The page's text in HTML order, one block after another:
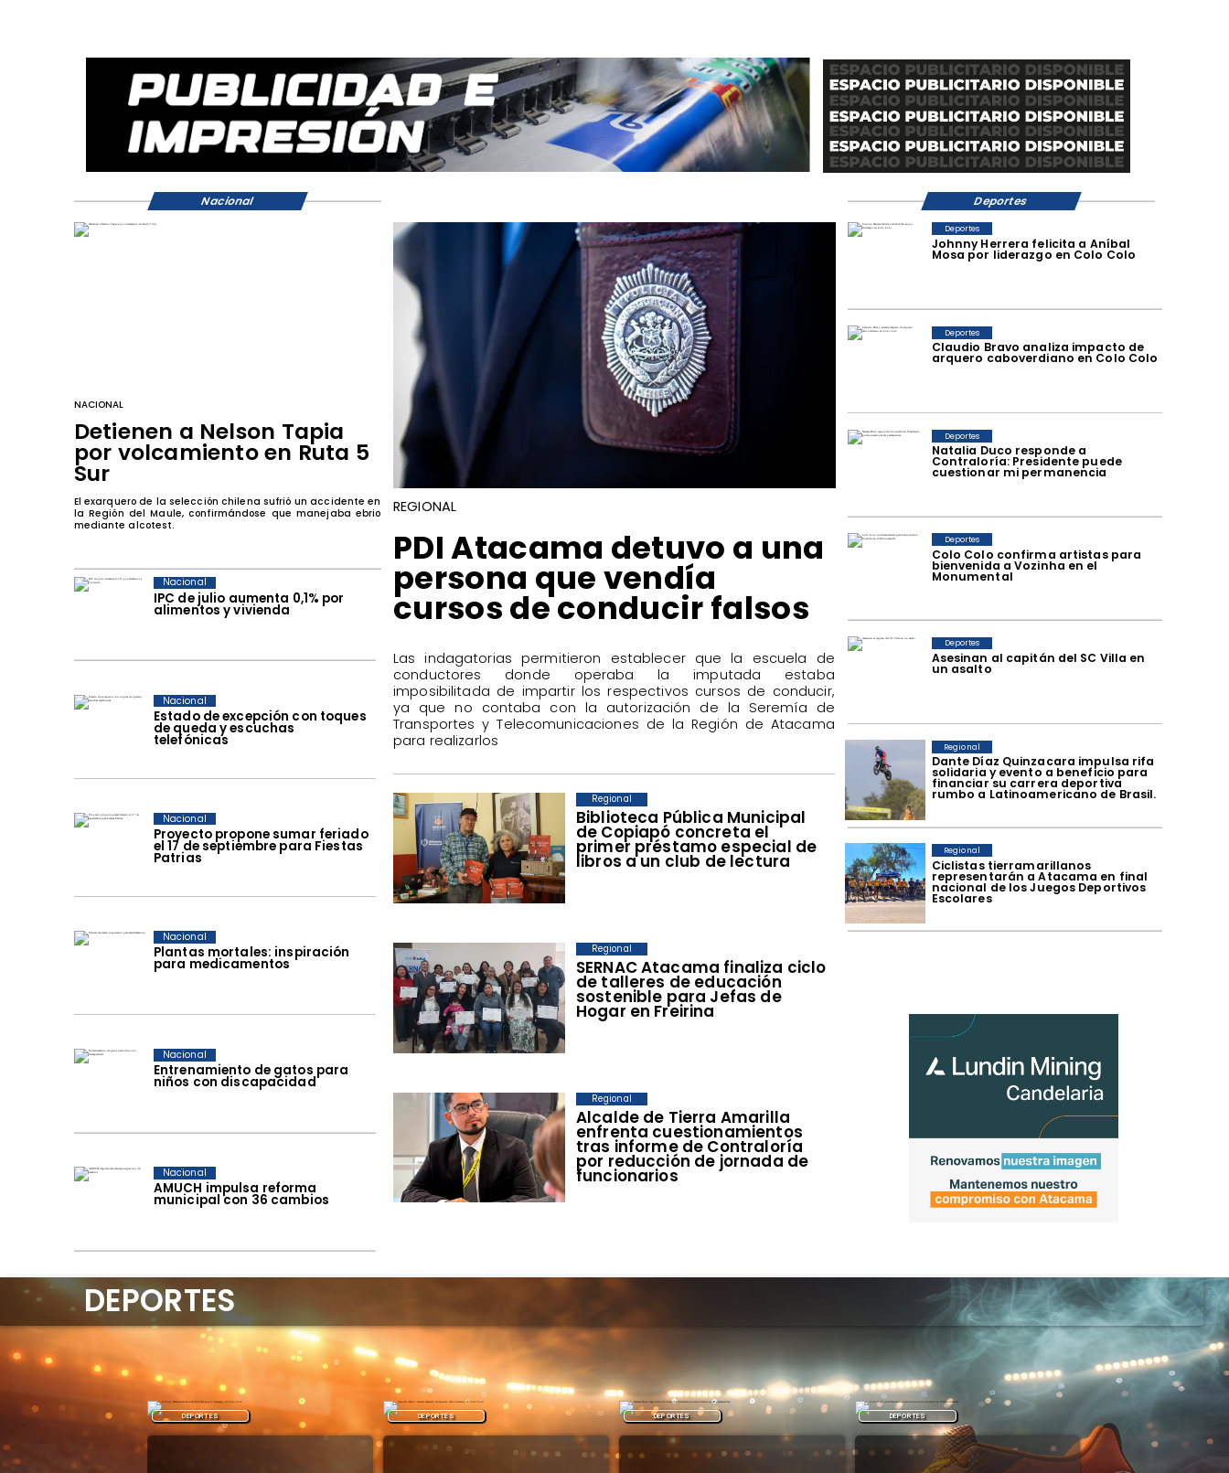
Johnny Herrera felicita a Aníbal
Mosa por liderazgo en Colo Colo
Deportes
Claudio Bravo analiza impacto de
arquero caboverdiano en Colo Colo
Deportes
Natalia Duco responde a
Contraloría: Presidente puede
cuestionar mi permanencia
Deportes
Colo Colo confirma artistas para
bienvenida a Vozinha en el
Monumental
Deportes
Asesinan al capitán del SC Villa en
un asalto
Deportes
Dante Díaz Quinzacara impulsa rifa
solidaria y evento a beneficio para
financiar su carrera deportiva
rumbo a Latinoamericano de Brasil.
Regional
​Ciclistas tierramarillanos
representarán a Atacama en final
nacional de los Juegos Deportivos
Escolares
Regional
IPC de julio aumenta 0,1% por
alimentos y vivienda
Nacional
Estado de excepción con toques
de queda y escuchas
telefónicas
Nacional
Proyecto propone sumar feriado
el 17 de septiembre para Fiestas
Patrias
Nacional
Plantas mortales: inspiración
para medicamentos
Nacional
Entrenamiento de gatos para
niños con discapacidad
Nacional
AMUCH impulsa reforma
municipal con 36 cambios
Nacional
​Biblioteca Pública Municipal
de Copiapó concreta el
primer préstamo especial de
libros a un club de lectura
Regional
SERNAC Atacama finaliza ciclo
de talleres de educación
sostenible para Jefas de
Hogar en Freirina
Regional
​Alcalde de Tierra Amarilla
enfrenta cuestionamientos
tras informe de Contraloría
por reducción de jornada de
funcionarios
Regional
NACIONAL
Detienen a Nelson Tapia
por volcamiento en Ruta 5
Sur
El exarquero de la selección chilena sufrió un accidente en
la Región del Maule, confirmándose que manejaba ebrio
mediante alcotest.
REGIONAL
​PDI Atacama detuvo a una
persona que vendía
cursos de conducir falsos
Las indagatorias permitieron establecer que la escuela de
conductores donde operaba la imputada estaba
imposibilitada de impartir los respectivos cursos de conducir,
ya que no contaba con la autorización de la Seremía de
Transportes y Telecomunicaciones de la Región de Atacama
para realizarlos
Nacional Deportes
DEPORTES DEPORTES DEPORTES DEPORTES
DEPORTES